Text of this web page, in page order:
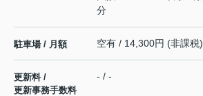
分
駐車場 / 月額 空有 / 14,300円 (非課税)
更新料 /
更新事務手数料
- / -